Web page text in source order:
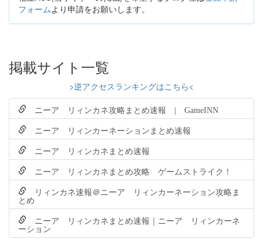
フォームより申請をお願いします。
掲載サイト一覧
>逆アクセスランキングはこちら<
ニーア リィンカネ攻略まとめ速報 | GameINN
ニーア リィンカーネーションまとめ速報
ニーア リィンカネまとめ速報
ニーア リィンカネまとめ攻略 ゲームストライク！
リィンカネ速報＠ニーア リィンカーネーション攻略ま
とめ
ニーア リィンカネまとめ速報｜ニーア リィンカーネ
ーション